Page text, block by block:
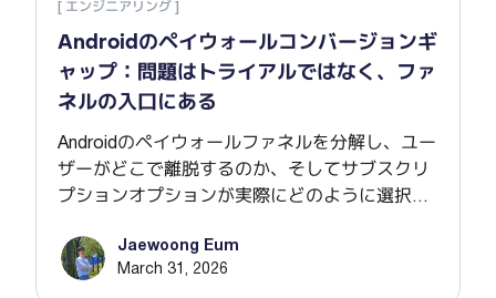
[ エンジニアリング ]
Androidのペイウォールコンバージョンギ
ャップ：問題はトライアルではなく、ファ
ネルの入口にある
Androidのペイウォールファネルを分解し、ユー
ザーがどこで離脱するのか、そしてサブスクリ
プションオプションが実際にどのように選択さ
Jaewoong Eum
March 31, 2026